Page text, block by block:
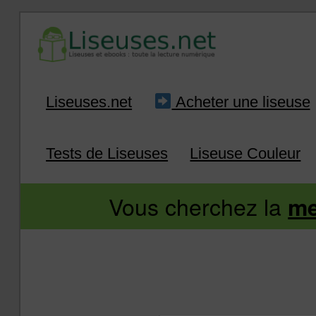
secondaire
Liseuses.net Acheter une liseuse
Tests de Liseuses Liseuse Couleur
Vous cherchez la